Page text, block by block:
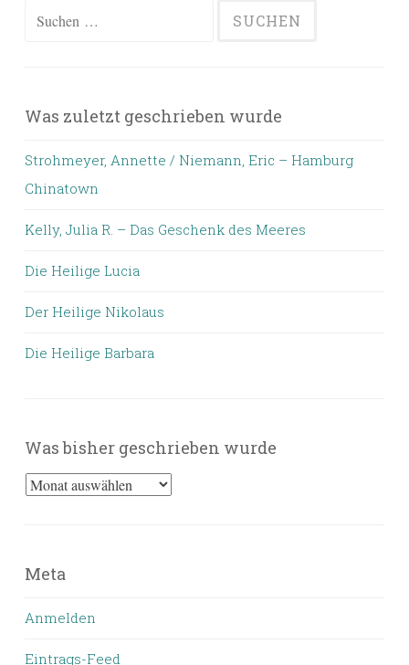
Suchen
Was zuletzt geschrieben wurde
Strohmeyer, Annette / Niemann, Eric – Hamburg
Chinatown
Kelly, Julia R. – Das Geschenk des Meeres
Die Heilige Lucia
Der Heilige Nikolaus
Die Heilige Barbara
Was bisher geschrieben wurde
Was
wurde
Meta
Anmelden
Eintrags-Feed